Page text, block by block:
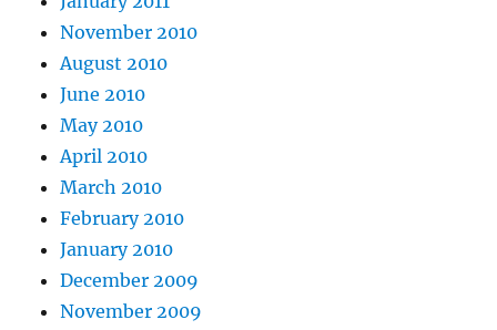
November 2010
August 2010
June 2010
May 2010
April 2010
March 2010
February 2010
January 2010
December 2009
November 2009